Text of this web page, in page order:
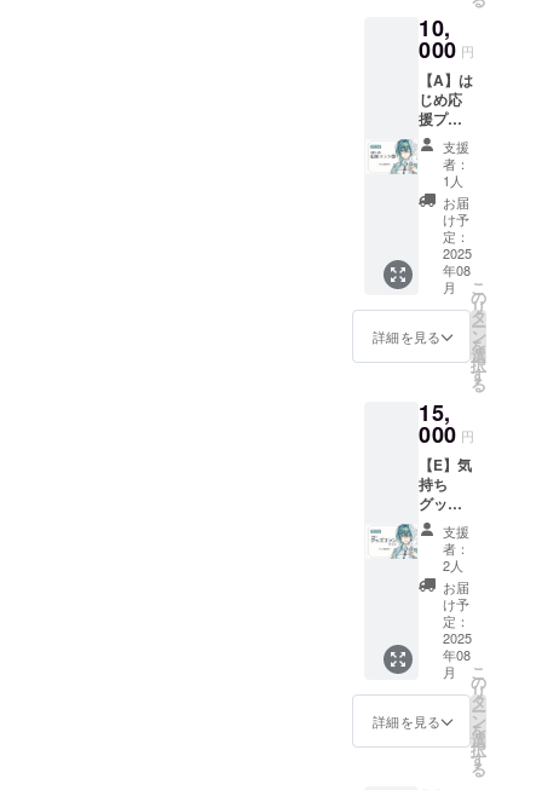
お知ら
せしま
す 掲載
期間：
動画が
存続す
る限り
掲載
「掲載
なし」
とご記
入くだ
さい 掲
載期
間：動
画が存
続する
限り掲
身/デ
フォル
メ） ■
先行配
信ご招
待 ＋ □
お礼
Live2D
動画30
秒 ※ご
支援
時、備
考欄に
掲載を
希望さ
れるお
名前を
載を希
望され
ない場
合は
「掲載
なし」
とご記
入くだ
さい ※
お礼ボ
イス、
スマホ
壁紙、
お礼
Live2D
動画は
ギガ
10,
000 円
【A】は
じめ応
援プラ
ン③ ■
活動報
告の閲
覧 ■ク
レジッ
トの記
じめ応
援プラ
ン
①(1,00
0円)/は
じめ応
ン
②(5,00
0円)と
同一内
容です
※ご支援
時、備
考欄に
掲載を
希望さ
れるお
名前を
ご記入
くださ
い ※掲
載を希
望され
支援
者：
1人
お届
け予
定：
2025
年08
月
詳細を見る
こ
の
リ
タ
ー
ン
を
選
択
す
る
15,
000 円
【E】気
持ち
グッズ
プラン
■活動報
告の閲
覧 ■ク
レジッ
トの記
載 ■お
礼ボイ
ス10秒
(共通) ■
スマホ
壁紙２
種（等
支援
者：
2人
お届
け予
定：
2025
年08
月
詳細を見る
こ
の
リ
タ
ー
ン
を
選
択
す
る